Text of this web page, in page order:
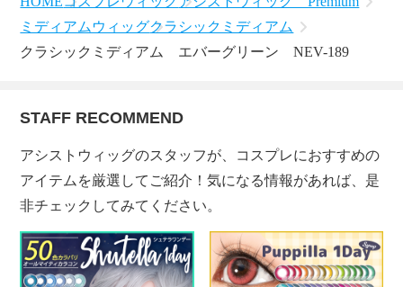
ミディアムウィッグクラシックミディアム
クラシックミディアム エバーグリーン NEV-189
STAFF RECOMMEND
アシストウィッグのスタッフが、コスプレにおすすめの
アイテムを厳選してご紹介！気になる情報があれば、是
非チェックしてみてください。